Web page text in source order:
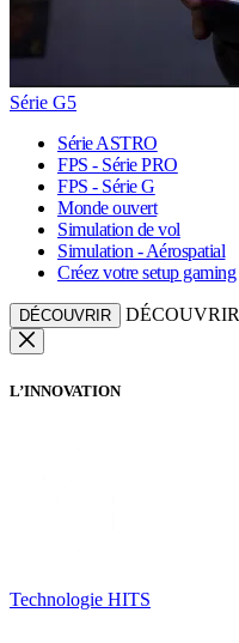
Série G5
Série ASTRO
FPS - Série PRO
FPS - Série G
Monde ouvert
Simulation de vol
Simulation - Aérospatial
Créez votre setup gaming
DÉCOUVRIR DÉCOUVRIR
L’INNOVATION
Technologie HITS